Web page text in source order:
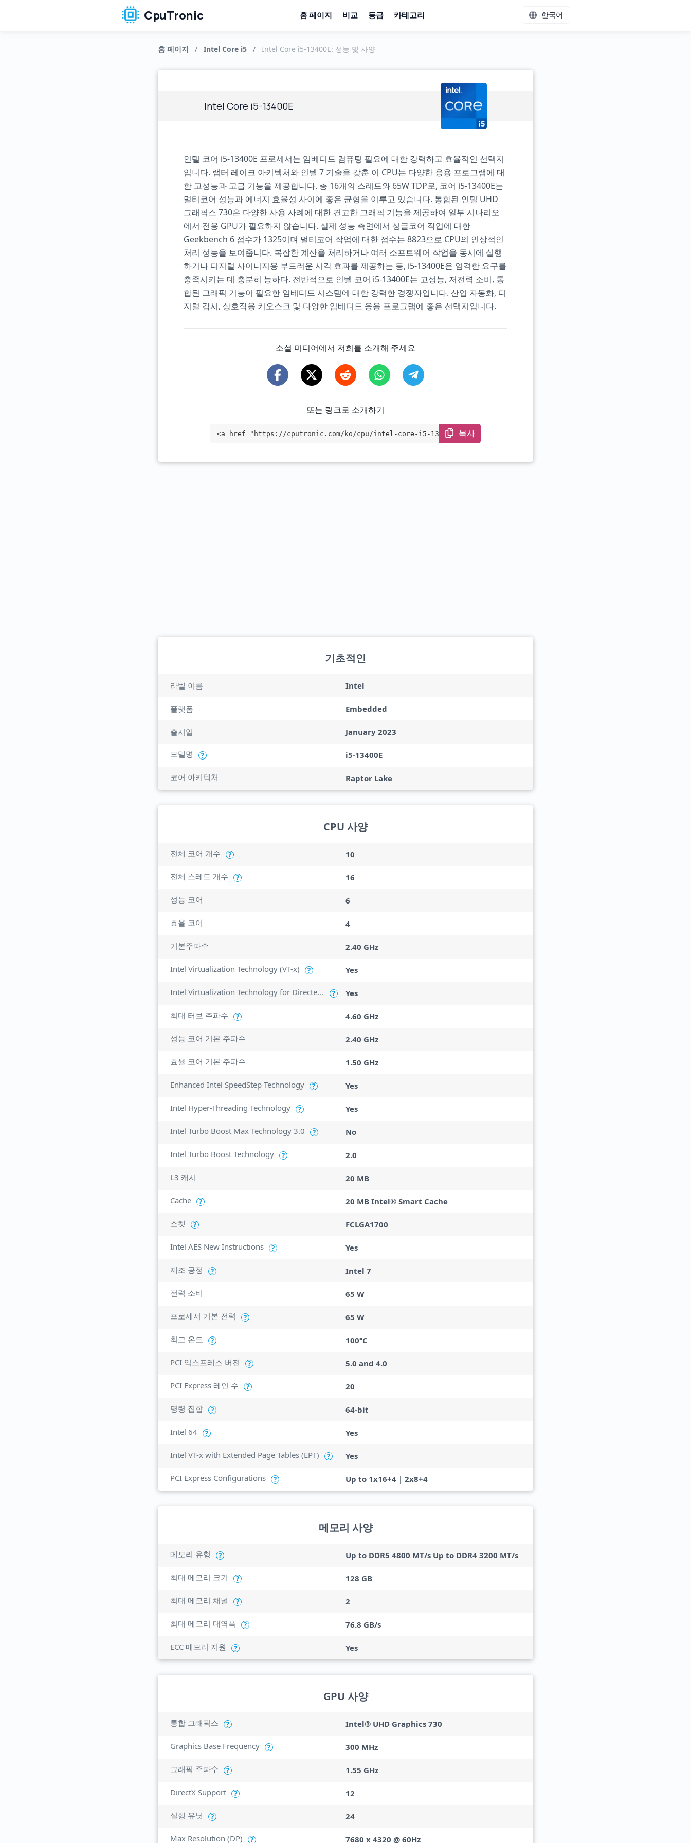
CpuTronic 홈 페이지 비교 등급 카테고리 한국어
홈 페이지 / Intel Core i5 / Intel Core i5-13400E: 성능 및 사양
Intel Core i5-13400E
인텔 코어 i5-13400E 프로세서는 임베디드 컴퓨팅 필요에 대한 강력하고 효율적인 선택지
입니다. 랩터 레이크 아키텍처와 인텔 7 기술을 갖춘 이 CPU는 다양한 응용 프로그램에 대
한 고성능과 고급 기능을 제공합니다. 총 16개의 스레드와 65W TDP로, 코어 i5-13400E는
멀티코어 성능과 에너지 효율성 사이에 좋은 균형을 이루고 있습니다. 통합된 인텔 UHD
그래픽스 730은 다양한 사용 사례에 대한 견고한 그래픽 기능을 제공하여 일부 시나리오
에서 전용 GPU가 필요하지 않습니다. 실제 성능 측면에서 싱글코어 작업에 대한
Geekbench 6 점수가 1325이며 멀티코어 작업에 대한 점수는 8823으로 CPU의 인상적인
처리 성능을 보여줍니다. 복잡한 계산을 처리하거나 여러 소프트웨어 작업을 동시에 실행
하거나 디지털 사이니지용 부드러운 시각 효과를 제공하는 등, i5-13400E은 엄격한 요구를
충족시키는 데 충분히 능하다. 전반적으로 인텔 코어 i5-13400E는 고성능, 저전력 소비, 통
합된 그래픽 기능이 필요한 임베디드 시스템에 대한 강력한 경쟁자입니다. 산업 자동화, 디
지털 감시, 상호작용 키오스크 및 다양한 임베디드 응용 프로그램에 좋은 선택지입니다.
소셜 미디어에서 저희를 소개해 주세요
또는 링크로 소개하기
<a href="https://cputronic.com/ko/cpu/intel-core-i5-13400e" ta
복사
기초적인
라벨 이름 Intel
플랫폼 Embedded
출시일 January 2023
모델명 ? i5-13400E
코어 아키텍처 Raptor Lake
CPU 사양
전체 코어 개수 ? 10
전체 스레드 개수 ? 16
성능 코어 6
효율 코어 4
기본주파수 2.40 GHz
Intel Virtualization Technology (VT-x) ? Yes
Intel Virtualization Technology for Directed I/O (VT-d) ? Yes
최대 터보 주파수 ? 4.60 GHz
성능 코어 기본 주파수 2.40 GHz
효율 코어 기본 주파수 1.50 GHz
Enhanced Intel SpeedStep Technology ? Yes
Intel Hyper-Threading Technology ? Yes
Intel Turbo Boost Max Technology 3.0 ? No
Intel Turbo Boost Technology ? 2.0
L3 캐시 20 MB
Cache ? 20 MB Intel® Smart Cache
소켓 ? FCLGA1700
Intel AES New Instructions ? Yes
제조 공정 ? Intel 7
전력 소비 65 W
프로세서 기본 전력 ? 65 W
최고 온도 ? 100°C
PCI 익스프레스 버전 ? 5.0 and 4.0
PCI Express 레인 수 ? 20
명령 집합 ? 64-bit
Intel 64 ? Yes
Intel VT-x with Extended Page Tables (EPT) ? Yes
PCI Express Configurations ? Up to 1x16+4 | 2x8+4
메모리 사양
메모리 유형 ? Up to DDR5 4800 MT/s Up to DDR4 3200 MT/s
최대 메모리 크기 ? 128 GB
최대 메모리 채널 ? 2
최대 메모리 대역폭 ? 76.8 GB/s
ECC 메모리 지원 ? Yes
GPU 사양
통합 그래픽스 ? Intel® UHD Graphics 730
Graphics Base Frequency ? 300 MHz
그래픽 주파수 ? 1.55 GHz
DirectX Support ? 12
실행 유닛 ? 24
Max Resolution (DP) ? 7680 x 4320 @ 60Hz